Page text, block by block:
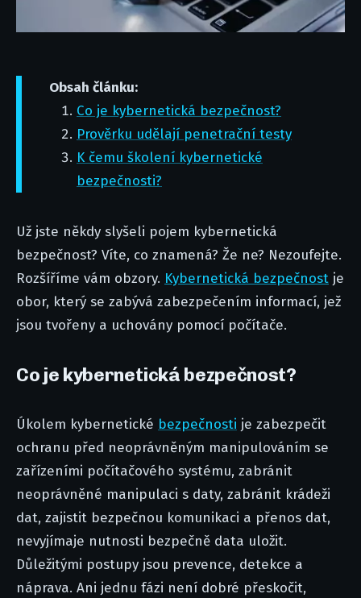
Obsah článku:
Co je kybernetická bezpečnost?
Prověrku udělají penetrační testy
K čemu školení kybernetické
bezpečnosti?
Už jste někdy slyšeli pojem kybernetická
bezpečnost? Víte, co znamená? Že ne? Nezoufejte.
Rozšíříme vám obzory. Kybernetická bezpečnost je
obor, který se zabývá zabezpečením informací, jež
jsou tvořeny a uchovány pomocí počítače.
Co je kybernetická bezpečnost?
Úkolem kybernetické bezpečnosti je zabezpečit
ochranu před neoprávněným manipulováním se
zařízeními počítačového systému, zabránit
neoprávněné manipulaci s daty, zabránit krádeži
dat, zajistit bezpečnou komunikaci a přenos dat,
nevyjímaje nutnosti bezpečně data uložit.
Důležitými postupy jsou prevence, detekce a
náprava. Ani jednu fázi není dobré přeskočit,